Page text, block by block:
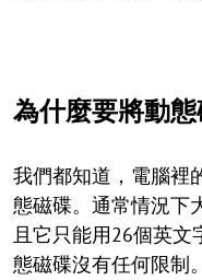
為什麼要將動
我們都知道，電腦裡
態磁碟。通常情況下
且它只能用26個英
態磁碟沒有任何限制